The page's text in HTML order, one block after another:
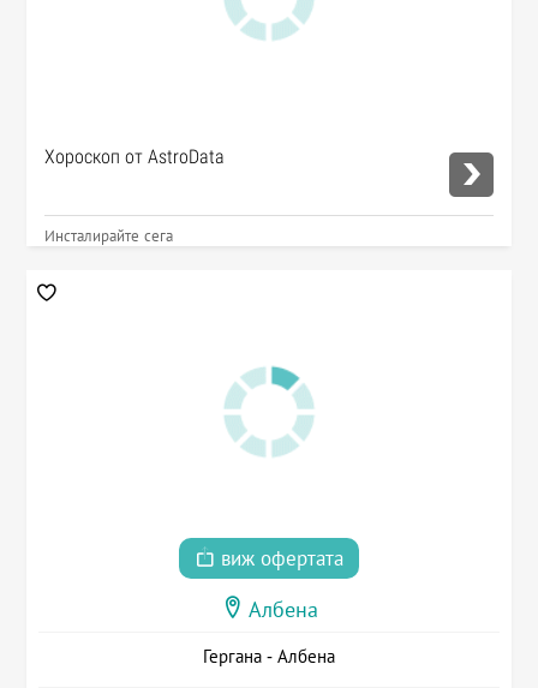
Хороскоп от AstroData
Инсталирайте сега
виж офертата
Албена
Гергана - Албена